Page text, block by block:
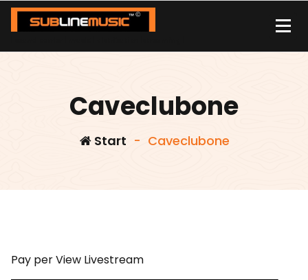
Zum
Inhalt
Caveclubone
Start - Caveclubone
Pay per View Livestream